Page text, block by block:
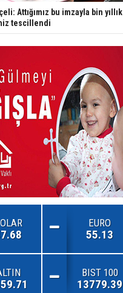
Attığımız bu imzayla bin yıllık
tescillendi
EURO
55.13
BIST 100
13779.39